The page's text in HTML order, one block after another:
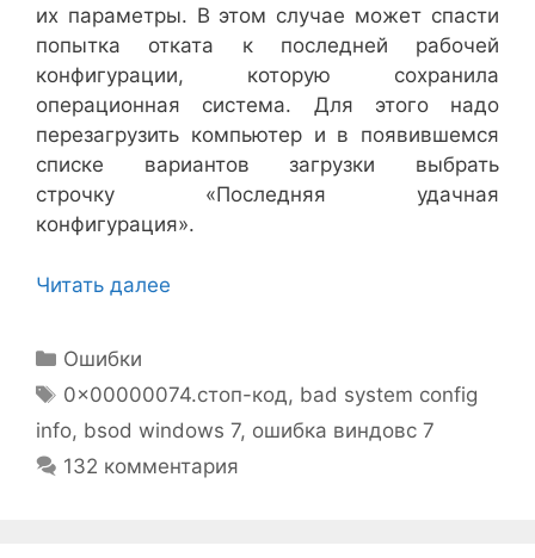
их параметры. В этом случае может спасти
попытка отката к последней рабочей
конфигурации, которую сохранила
операционная система. Для этого надо
перезагрузить компьютер и в появившемся
списке вариантов загрузки выбрать
строчку «Последняя удачная
конфигурация».
Читать далее
Рубрики
Ошибки
Метки
0x00000074.стоп-код, bad system config
info, bsod windows 7, ошибка виндовс 7
132 комментария